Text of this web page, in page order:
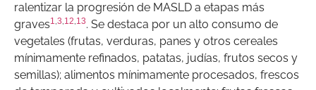
ralentizar la progresión de MASLD a etapas más
graves1,3,12,13. Se destaca por un alto consumo de
vegetales (frutas, verduras, panes y otros cereales
mínimamente refinados, patatas, judías, frutos secos y
semillas); alimentos mínimamente procesados, frescos